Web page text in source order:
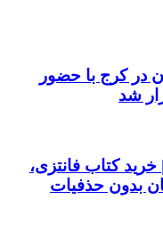
در کرج با حضور
شد
فروشگاه کتاب DMDBook | خرید کتاب فانتزی،
بدون حذفیات